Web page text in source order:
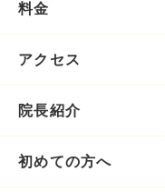
料金
アクセス
院長紹介
初めての方へ